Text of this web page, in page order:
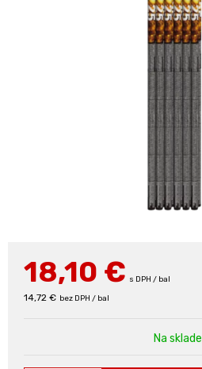
18,10 € s DPH / bal
14,72 € bez DPH / bal
Na sklade